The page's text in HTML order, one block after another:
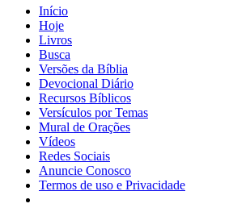
Início
Hoje
Livros
Busca
Versões da Bíblia
Devocional Diário
Recursos Bíblicos
Versículos por Temas
Mural de Orações
Vídeos
Redes Sociais
Anuncie Conosco
Termos de uso e Privacidade